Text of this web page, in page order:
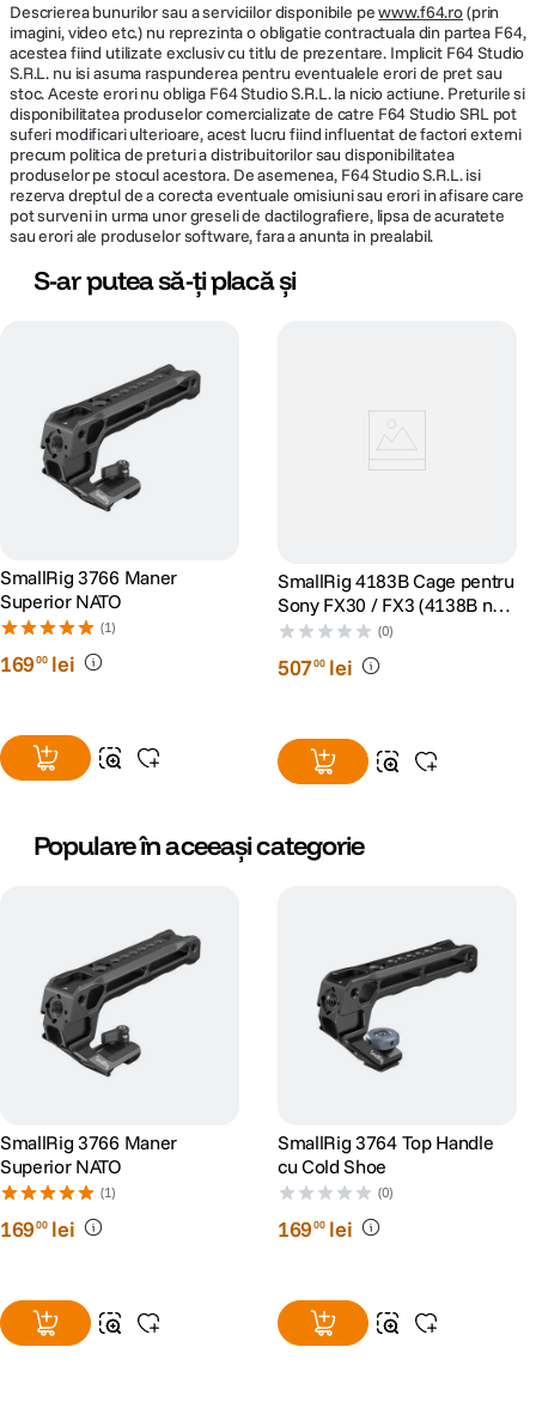
Descrierea bunurilor sau a serviciilor disponibile pewww.f64.ro(prin
imagini, video etc.) nu reprezinta o obligatie contractuala din partea F64,
acestea fiind utilizate exclusiv cu titlu de prezentare. Implicit F64 Studio
S.R.L. nu isi asuma raspunderea pentru eventualele erori de pret sau
stoc. Aceste erori nu obliga F64 Studio S.R.L. la nicio actiune. Preturile si
disponibilitatea produselor comercializate de catre F64 Studio SRL pot
suferi modificari ulterioare, acest lucru fiind influentat de factori externi
precum politica de preturi a distribuitorilor sau disponibilitatea
produselor pe stocul acestora. De asemenea, F64 Studio S.R.L. isi
rezerva dreptul de a corecta eventuale omisiuni sau erori in afisare care
pot surveni in urma unor greseli de dactilografiere, lipsa de acuratete
sau erori ale produselor software, fara a anunta in prealabil.
S-ar putea să-ți placă și
SmallRig 3766 Maner
Superior NATO
(1)
16900 lei
SmallRig 4183B Cage pentru
Sony FX30 / FX3 (4138B new
version)
(0)
50700 lei
Populare în aceeași categorie
SmallRig 3766 Maner
Superior NATO
(1)
16900 lei
SmallRig 3764 Top Handle
cu Cold Shoe
(0)
16900 lei